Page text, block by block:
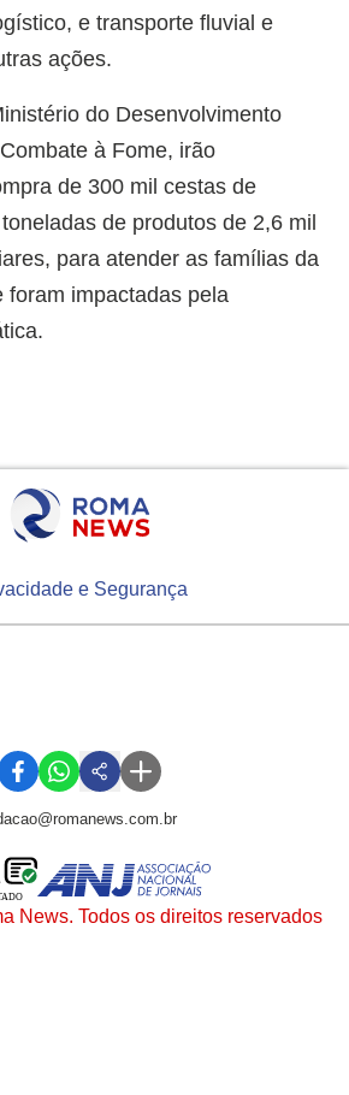
e transporte fluvial e
ações.
do Desenvolvimento
à Fome, irão
de 300 mil cestas de
de produtos de 2,6 mil
para atender as famílias da
foram impactadas pela
e Segurança
News. Todos os direitos reservados